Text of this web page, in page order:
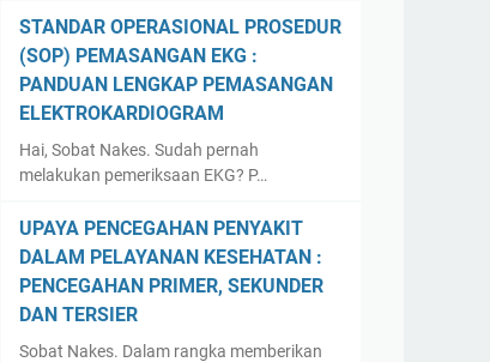
STANDAR OPERASIONAL PROSEDUR
(SOP) PEMASANGAN EKG :
PANDUAN LENGKAP PEMASANGAN
ELEKTROKARDIOGRAM
Hai, Sobat Nakes. Sudah pernah
melakukan pemeriksaan EKG? P…
UPAYA PENCEGAHAN PENYAKIT
DALAM PELAYANAN KESEHATAN :
PENCEGAHAN PRIMER, SEKUNDER
DAN TERSIER
Sobat Nakes. Dalam rangka memberikan